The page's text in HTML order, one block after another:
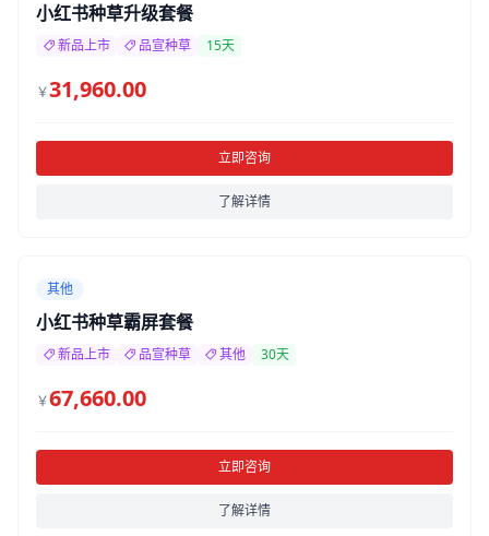
小红书种草升级套餐
新品上市 品宣种草 15天
￥31,960.00
立即咨询
了解详情
其他
小红书种草霸屏套餐
新品上市 品宣种草 其他 30天
￥67,660.00
立即咨询
了解详情